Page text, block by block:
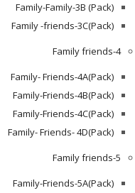
Family-Family-3B (Pack)
Family -friends-3C(Pack)
Family friends-4
Family- Friends-4A(Pack)
Family-Friends-4B(Pack)
Family-Friends-4C(Pack)
(Pack)Family- Friends- 4D
Family friends-5
Family-Friends-5A(Pack)